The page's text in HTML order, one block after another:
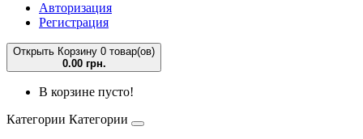
Авторизация
Регистрация
Открыть Корзину 0 товар(ов)
0.00 грн.
В корзине пусто!
Категории Категории